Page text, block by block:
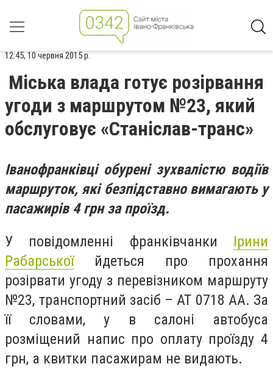
12:45, 10 червня 2015 р.
Міська влада готує розірвання
угоди з маршрутом №23, який
обслуговує «Станіслав-транс»
Іванофранківці обурені зухвалістю водіїв
маршруток, які безпідставно вимагають у
пасажирів 4 грн за проїзд.
У повідомленні франківчанки Ірини
Рабарськоїйдеться про прохання
розірвати угоду з перевізником маршруту
№23, транспортний засіб – АТ 0718 АА. За
її словами, у в салоні автобуса
розміщений напис про оплату проїзду 4
грн, а квитки пасажирам не видають.